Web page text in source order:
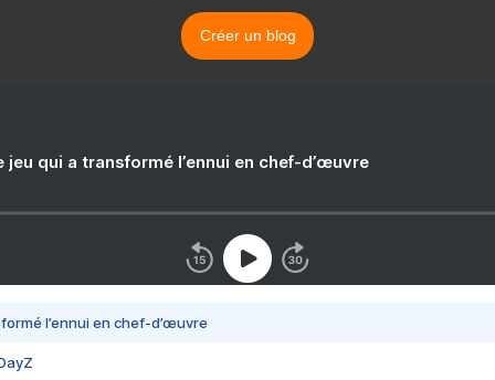
Créer un blog
jeu qui a transformé l’ennui en chef-d’œuvre
l’ennui en chef-d’œuvre